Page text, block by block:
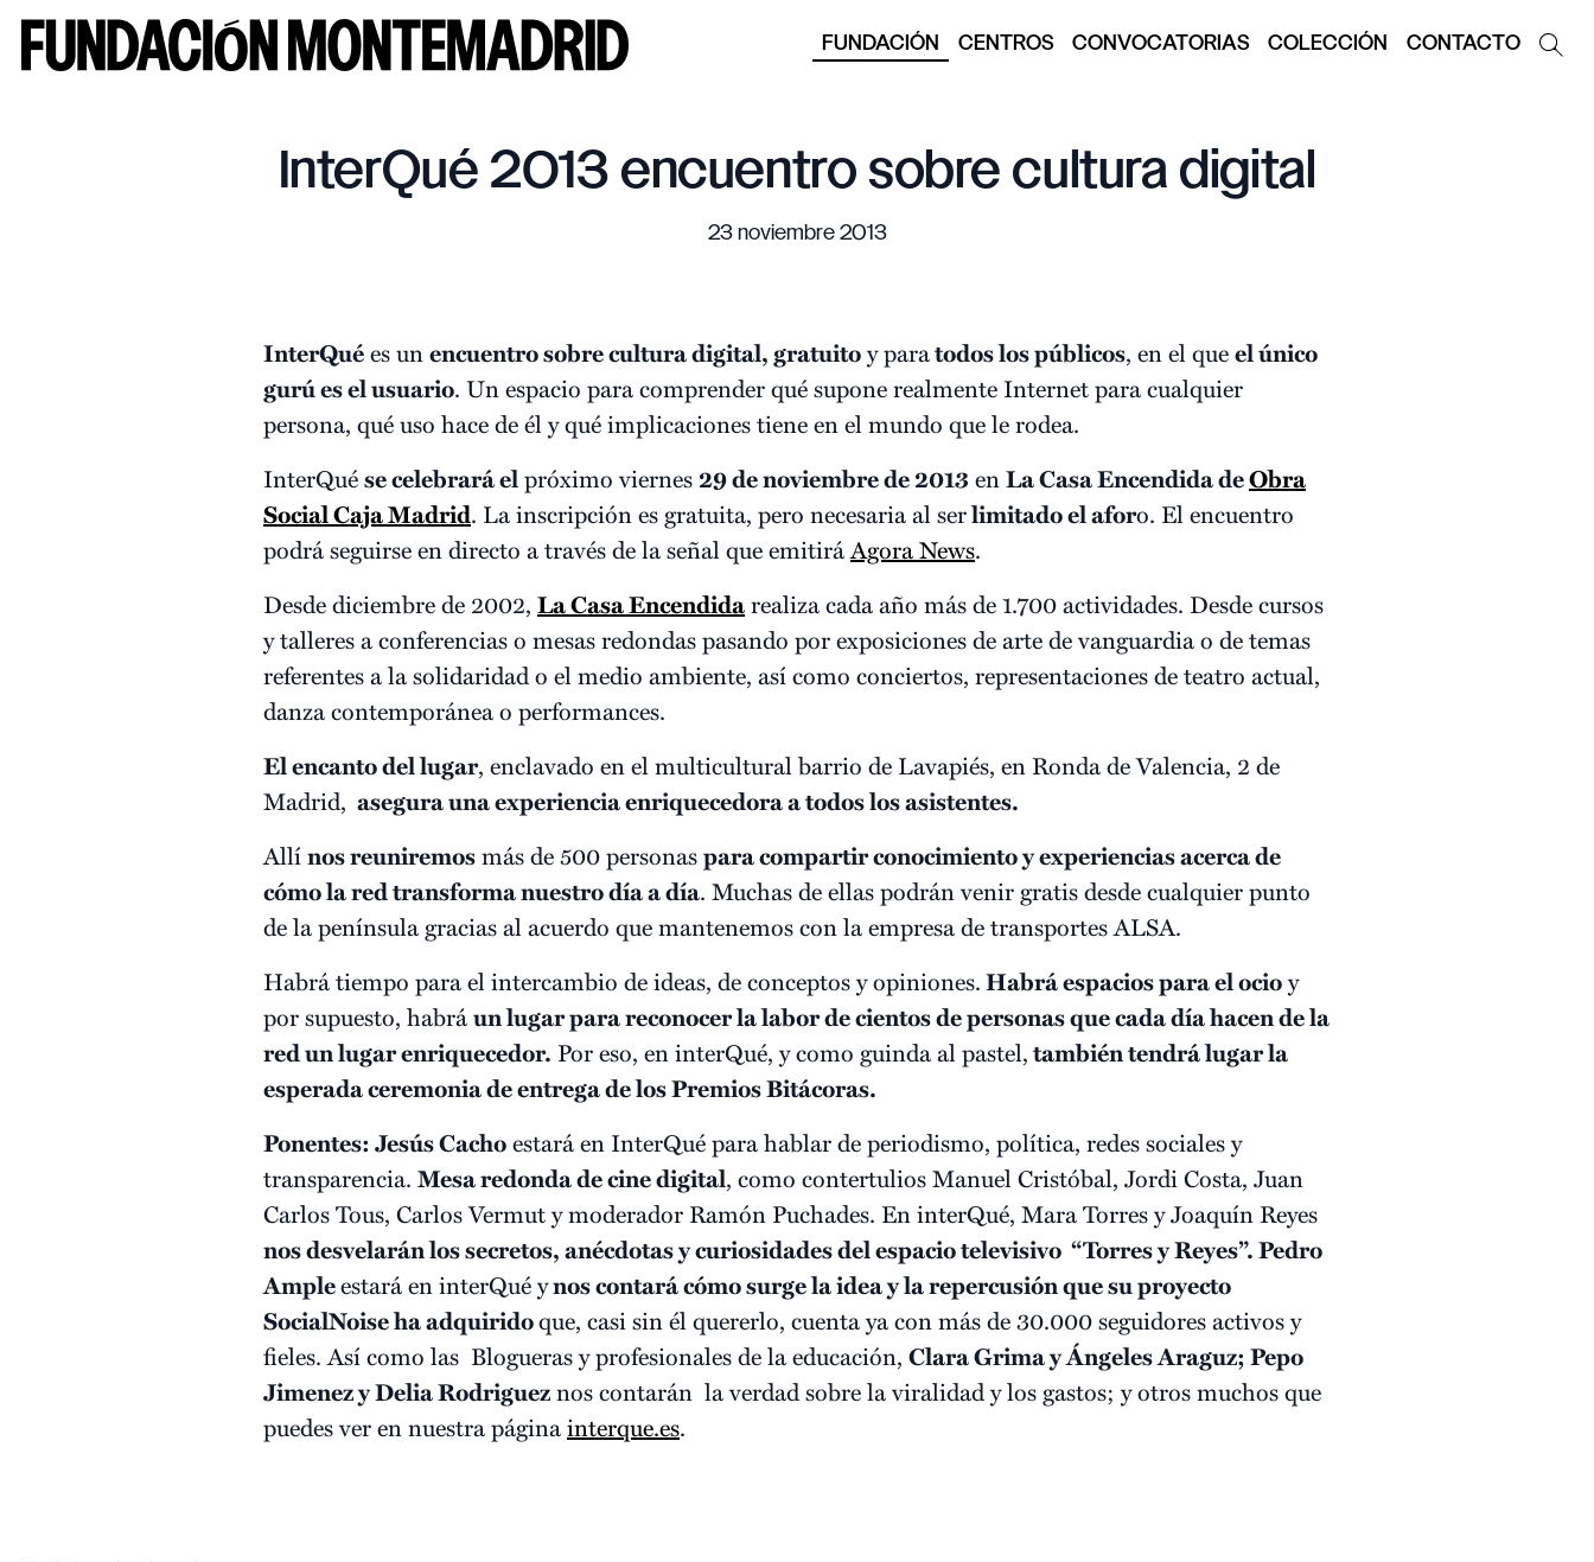
FUNDACIÓN CENTROS CONVOCATORIAS COLECCIÓN CONTACTO
InterQué 2013 encuentro sobre cultura digital
23 noviembre 2013
InterQuées unencuentro sobre cultura digital, gratuitoy paratodos los públicos, en el queel único
gurú es el usuario. Un espacio para comprender qué supone realmente Internet para cualquier
persona, qué uso hace de él y qué implicaciones tiene en el mundo que le rodea.
InterQuése celebrará elpróximo viernes 29 de noviembre de 2013 enLa Casa Encendida deObra
Social Caja Madrid. La inscripción es gratuita, pero necesaria al serlimitado el aforo. El encuentro
podrá seguirse en directo a través de la señal que emitiráAgora News.
Desde diciembre de 2002, La Casa Encendidarealiza cada año más de 1.700 actividades. Desde cursos
y talleres a conferencias o mesas redondas pasando por exposiciones de arte de vanguardia o de temas
referentes a la solidaridad o el medio ambiente, así como conciertos, representaciones de teatro actual,
danza contemporánea o performances.
El encanto del lugar, enclavado en el multicultural barrio de Lavapiés, en Ronda de Valencia, 2 de
Madrid, asegura una experiencia enriquecedora a todos los asistentes.
Allínos reuniremosmás de 500 personaspara compartir conocimiento y experiencias acerca de
cómo la red transforma nuestro día a día. Muchas de ellas podrán venir gratis desde cualquier punto
de la península gracias al acuerdo que mantenemos con la empresa de transportes ALSA.
Habrá tiempo para el intercambio de ideas, de conceptos y opiniones.Habrá espacios para el ocioy
por supuesto, habráun lugar para reconocer la labor de cientos de personas que cada día hacen de la
red un lugar enriquecedor. Por eso, en interQué, y como guinda al pastel,también tendrá lugar la
esperada ceremonia de entrega de los Premios Bitácoras.
Ponentes: Jesús Cachoestará en InterQué para hablar de periodismo, política, redes sociales y
transparencia. Mesa redonda de cine digital, como contertulios Manuel Cristóbal, Jordi Costa, Juan
Carlos Tous, Carlos Vermut y moderador Ramón Puchades. En interQué, Mara Torres y Joaquín Reyes
nos desvelarán los secretos, anécdotas y curiosidades del espacio televisivo “Torres y Reyes”. Pedro
Ampleestará en interQué ynos contará cómo surge la idea y la repercusión que su proyecto
SocialNoise ha adquiridoque, casi sin él quererlo, cuenta ya con más de 30.000 seguidores activos y
fieles. Así como las Blogueras y profesionales de la educación, Clara Grima y Ángeles Araguz; Pepo
Jimenez y Delia Rodrigueznos contarán la verdad sobre la viralidad y los gastos; y otros muchos que
puedes ver en nuestra páginainterque.es.